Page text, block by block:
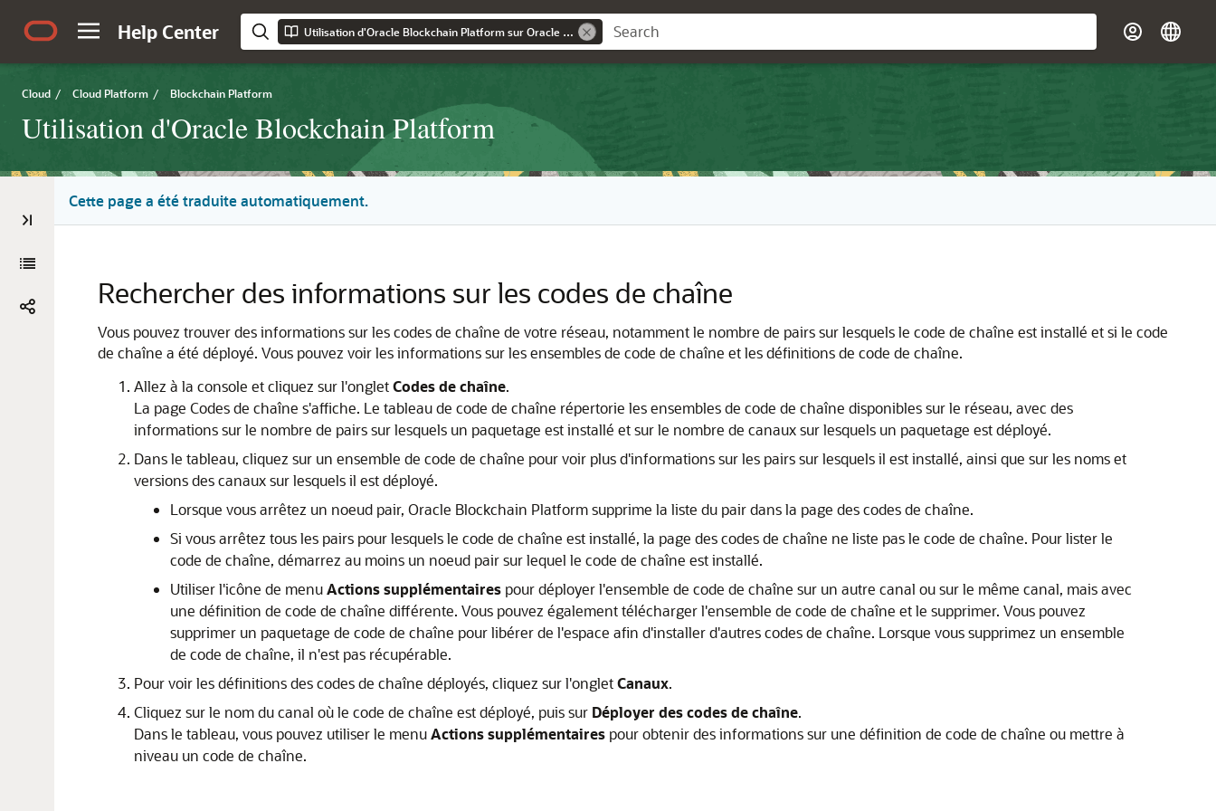
Help Center Utilisation d'Oracle Blockchain Platform sur Oracle Cloud Infrastructure
Cloud / Cloud Platform / Blockchain Platform
Utilisation d'Oracle Blockchain Platform
Cette page a été traduite automatiquement.
Rechercher des informations sur les codes de chaîne
Vous pouvez trouver des informations sur les codes de chaîne de votre réseau, notamment le nombre de pairs sur lesquels le code de chaîne est installé et si le code
de chaîne a été déployé. Vous pouvez voir les informations sur les ensembles de code de chaîne et les définitions de code de chaîne.
Allez à la console et cliquez sur l'ongletCodes de chaîne.
La page Codes de chaîne s'affiche. Le tableau de code de chaîne répertorie les ensembles de code de chaîne disponibles sur le réseau, avec des
informations sur le nombre de pairs sur lesquels un paquetage est installé et sur le nombre de canaux sur lesquels un paquetage est déployé.
Dans le tableau, cliquez sur un ensemble de code de chaîne pour voir plus d'informations sur les pairs sur lesquels il est installé, ainsi que sur les noms et
versions des canaux sur lesquels il est déployé.
Lorsque vous arrêtez un noeud pair, Oracle Blockchain Platformsupprime la liste du pair dans la page des codes de chaîne.
Si vous arrêtez tous les pairs pour lesquels le code de chaîne est installé, la page des codes de chaîne ne liste pas le code de chaîne. Pour lister le
code de chaîne, démarrez au moins un noeud pair sur lequel le code de chaîne est installé.
Utiliser l'icône de menuActions supplémentaires pour déployer l'ensemble de code de chaîne sur un autre canal ou sur le même canal, mais avec
une définition de code de chaîne différente. Vous pouvez également télécharger l'ensemble de code de chaîne et le supprimer. Vous pouvez
supprimer un paquetage de code de chaîne pour libérer de l'espace afin d'installer d'autres codes de chaîne. Lorsque vous supprimez un ensemble
de code de chaîne, il n'est pas récupérable.
Pour voir les définitions des codes de chaîne déployés, cliquez sur l'ongletCanaux.
Cliquez sur le nom du canal où le code de chaîne est déployé, puis sur Déployer des codes de chaîne.
Dans le tableau, vous pouvez utiliser le menuActions supplémentaires pour obtenir des informations sur une définition de code de chaîne ou mettre à
niveau un code de chaîne.